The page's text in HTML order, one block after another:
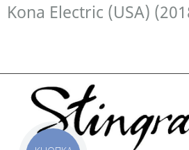
Kona Electric (USA)